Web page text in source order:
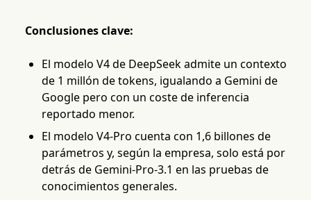
Conclusiones clave:
El modelo V4 de DeepSeek admite un contexto
de 1 millón de tokens, igualando a Gemini de
Google pero con un coste de inferencia
reportado menor.
El modelo V4-Pro cuenta con 1,6 billones de
parámetros y, según la empresa, solo está por
detrás de Gemini-Pro-3.1 en las pruebas de
conocimientos generales.